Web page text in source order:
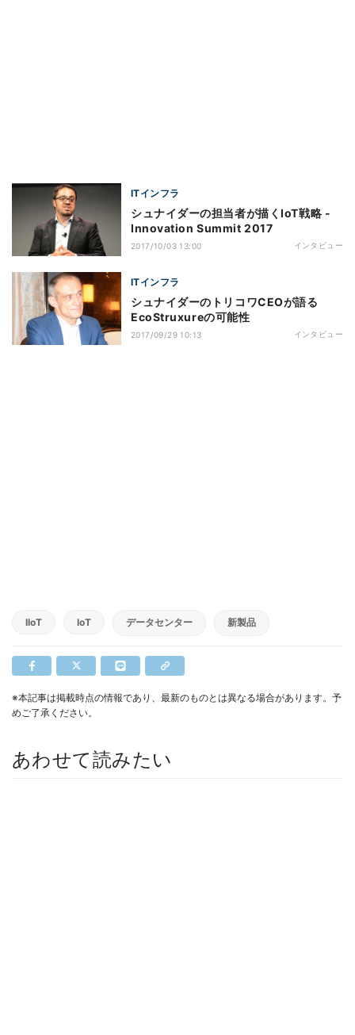
ITインフラ
シュナイダーの担当者が描くIoT戦略 -
Innovation Summit 2017
2017/10/03 13:00 インタビュー
ITインフラ
シュナイダーのトリコワCEOが語る
EcoStruxureの可能性
2017/09/29 10:13 インタビュー
IIoT IoT データセンター 新製品
※本記事は掲載時点の情報であり、最新のものとは異なる場合があります。予
めご了承ください。
あわせて読みたい